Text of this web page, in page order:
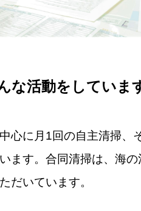
な活動をしていま
心に月1回の自主清掃、
ます。合同清掃は、海
だいています。